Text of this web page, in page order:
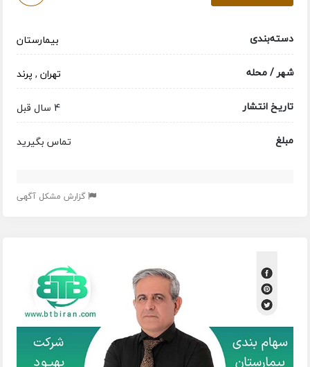
دسته‌بندی
بیمارستان
شهر / محله
تهران, پرند
تاریخ انتشار
4 سال قبل
مبلغ
تماس بگیرید
گزارش مشکل آگهی